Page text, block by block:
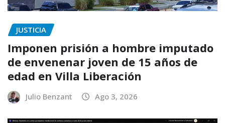
JUSTICIA
Imponen prisión a hombre imputado
de envenenar joven de 15 años de
edad en Villa Liberación
Julio Benzant Ago 3, 2026